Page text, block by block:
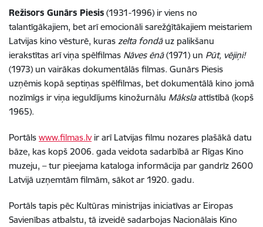
Režisors Gunārs Piesis (1931-1996) ir viens no
talantīgākajiem, bet arī emocionāli sarežģītākajiem meistariem
Latvijas kino vēsturē, kuras zelta fondāuz palikšanu
ierakstītas arī viņa spēlfilmas Nāves ēnā(1971) un Pūt, vējiņi!
(1973) un vairākas dokumentālās filmas. Gunārs Piesis
uzņēmis kopā septiņas spēlfilmas, bet dokumentālā kino jomā
nozīmīgs ir viņa ieguldījums kinožurnālu Mākslaattīstībā (kopš
1965).
Portāls www.filmas.lvir arī Latvijas filmu nozares plašākā datu
bāze, kas kopš 2006. gada veidota sadarbībā ar Rīgas Kino
muzeju, – tur pieejama kataloga informācija par gandrīz 2600
Latvijā uzņemtām filmām, sākot ar 1920. gadu.
Portāls tapis pēc Kultūras ministrijas iniciatīvas ar Eiropas
Savienības atbalstu, tā izveidē sadarbojas Nacionālais Kino